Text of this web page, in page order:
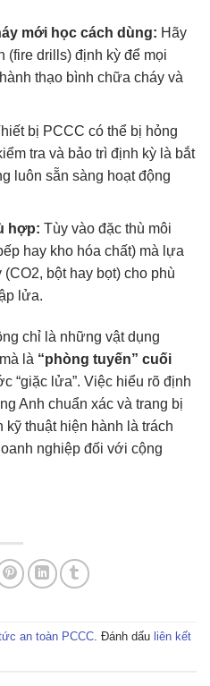
mới học cách dùng: Hãy
(fire drills) định kỳ để mọi
thạo bình chữa cháy và
bị PCCC có thể bị hỏng
tra và bảo trì định kỳ là bắt
luôn sẵn sàng hoạt động
hợp: Tùy vào đặc thù môi
hay kho hóa chất) mà lựa
bột hay bọt) cho phù
lửa.
chỉ là những vật dụng
là “phòng tuyến” cuối
“giặc lửa”. Việc hiểu rõ định
Anh chuẩn xác và trang bị
thuật hiện hành là trách
nghiệp đối với cộng
an toàn PCCC. Đánh dấu liên kết